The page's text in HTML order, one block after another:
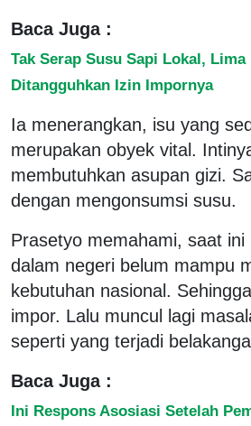
Baca Juga :
Tak Serap Susu Sapi Lokal, Lima
Ditangguhkan Izin Impornya
Ia menerangkan, isu yang
merupakan obyek vital.
membutuhkan asupan gizi.
dengan mengonsumsi susu.
Prasetyo memahami, saat ini
dalam negeri belum mampu
kebutuhan nasional.
impor. Lalu muncul lagi
seperti yang terjadi
Baca Juga :
Ini Respons Asosiasi Setelah